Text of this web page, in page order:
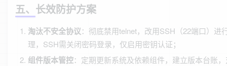
五、长效防护方案
淘汰不安全协议：彻底禁用telnet，改用SSH（22端口）进
理，SSH需关闭密码登录，仅启用密钥认证；
组件版本管控：定期更新系统及依赖组件，建立版本台账